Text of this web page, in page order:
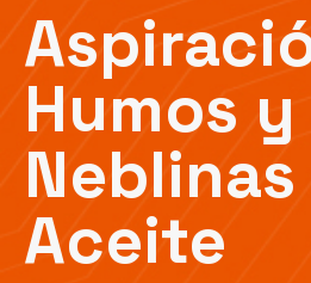
Humos y
Aceite